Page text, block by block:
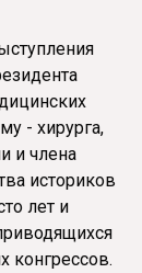
- хирурга,
и члена
историков
лет и
конгрессов.